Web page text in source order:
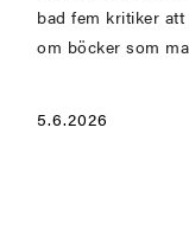
bad fem kritiker
om böcker som
5.6.2026